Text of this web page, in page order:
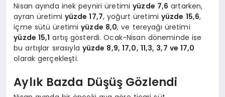
Nisan ayında inek peyniri üretimiyüzde 7,6 artarken,
ayran üretimi yüzde 17,7, yoğurt üretimi yüzde 15,6,
içme sütü üretimiyüzde 8,0, ve tereyağı üretimi
yüzde 15,1 artış gösterdi. Ocak-Nisan döneminde ise
bu artışlar sırasıyla yüzde 8,9, 17,0, 11,3, 3,7 ve 17,0
olarak gerçekleşti.
Aylık Bazda Düşüş Gözlendi